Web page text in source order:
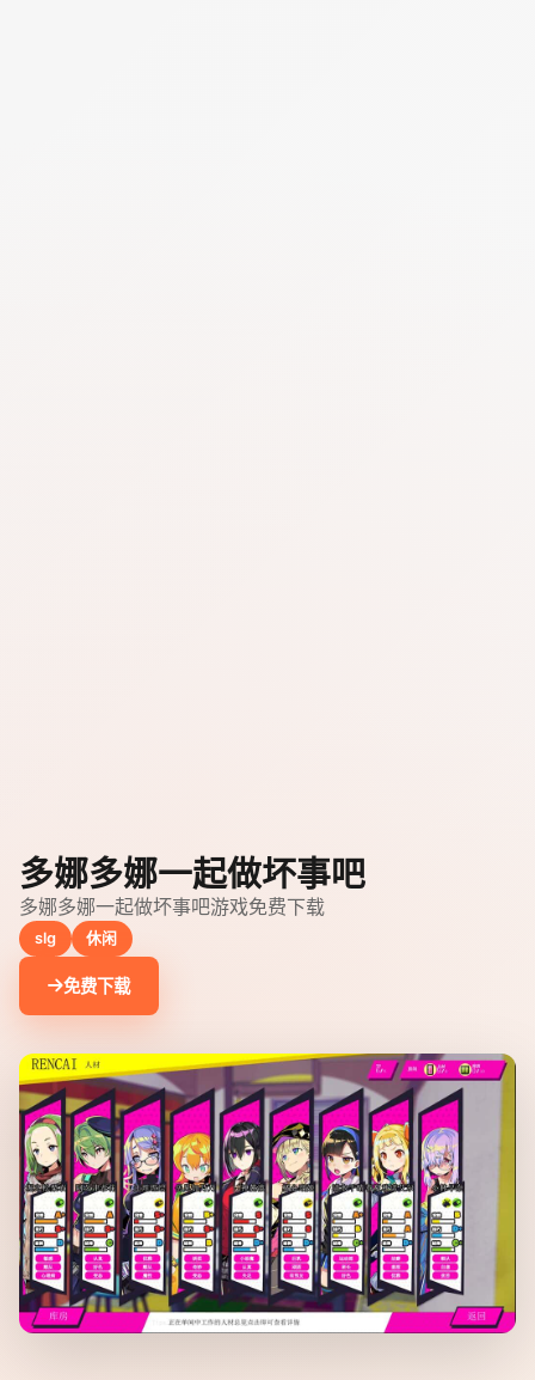
多娜多娜一起做坏事吧
多娜多娜一起做坏事吧游戏免费下载
slg 休闲
免费下载